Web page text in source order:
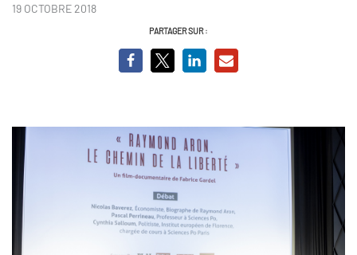
19 OCTOBRE 2018
PARTAGER SUR :